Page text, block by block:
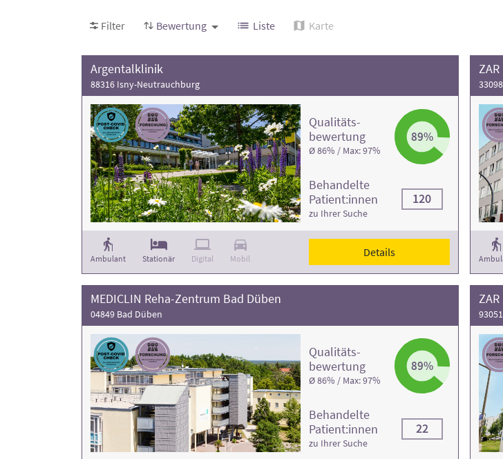
Bewertung der Rehaklinik und die Anzahl der Behandlungsfälle
Filter Bewertung Liste Karte
Argentalklinik
88316 Isny-Neutrauchburg
Ambulant Stationär Digital Mobil
Qualitäts­
bewertung
Ø 86% / Max: 97%
89%
Behandelte
Patient:innen
zu Ihrer Suche
120
Details
MEDICLIN Reha-Zentrum Bad Düben
04849 Bad Düben
Qualitäts­
bewertung
Ø 86% / Max: 97%
89%
Behandelte
Patient:innen
zu Ihrer Suche
22